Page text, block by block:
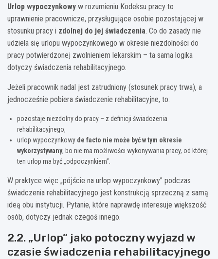
Urlop wypoczynkowy w rozumieniu Kodeksu pracy to
uprawnienie pracownicze, przysługujące osobie pozostającej w
stosunku pracy i zdolnej do jej świadczenia. Co do zasady nie
udziela się urlopu wypoczynkowego w okresie niezdolności do
pracy potwierdzonej zwolnieniem lekarskim – ta sama logika
dotyczy świadczenia rehabilitacyjnego.
Jeżeli pracownik nadal jest zatrudniony (stosunek pracy trwa), a
jednocześnie pobiera świadczenie rehabilitacyjne, to:
pozostaje niezdolny do pracy – z definicji świadczenia
rehabilitacyjnego,
urlop wypoczynkowy de facto nie może być w tym okresie
wykorzystywany, bo nie ma możliwości wykonywania pracy, od której
ten urlop ma być „odpoczynkiem”.
W praktyce więc „pójście na urlop wypoczynkowy” podczas
świadczenia rehabilitacyjnego jest konstrukcją sprzeczną z samą
ideą obu instytucji. Pytanie, które naprawdę interesuje większość
osób, dotyczy jednak czegoś innego.
2.2. „Urlop” jako potoczny wyjazd w
czasie świadczenia rehabilitacyjnego